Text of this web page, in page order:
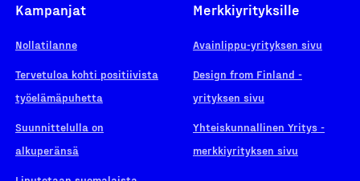
Kampanjat
Nollatilanne
Tervetuloa kohti positiivista
työelämäpuhetta
Suunnittelulla on
alkuperänsä
Merkkiyrityksille
Avainlippu-yrityksen sivu
Design from Finland -
yrityksen sivu
Yhteiskunnallinen Yritys -
merkkiyrityksen sivu